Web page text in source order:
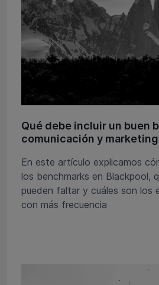
Qué debe incluir un buen
comunicación y
En este artículo explicamos
los benchmarks en Blackpool,
pueden faltar y cuáles son los
con más frecuencia